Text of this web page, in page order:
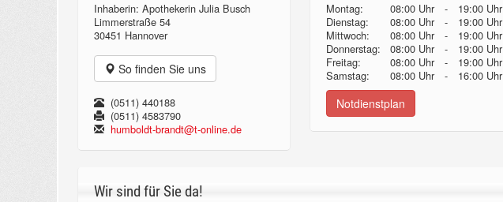
Inhaberin: Apothekerin Julia Busch
Limmerstraße 54
30451 Hannover
So finden Sie uns
(0511) 440188
(0511) 4583790
humboldt-brandt@t-online.de
Montag: 08:00 Uhr -
19:00 Uhr
Dienstag:
08:00 Uhr -
19:00 Uhr
Mittwoch:
08:00 Uhr -
19:00 Uhr
Donnerstag:08:00 Uhr -
19:00 Uhr
Freitag:
08:00 Uhr -
19:00 Uhr
Samstag:
08:00 Uhr - 16:00 Uhr
Notdienstplan
Wir sind für Sie da!